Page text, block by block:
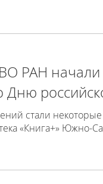
РАН начали
Дню
стали
«Книга+» Южно-